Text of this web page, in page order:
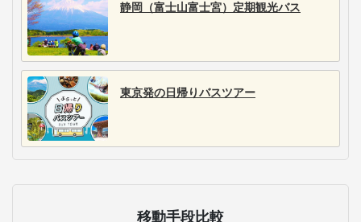
静岡（富士山富士宮）定期観光バス
東京発の日帰りバスツアー
移動手段比較